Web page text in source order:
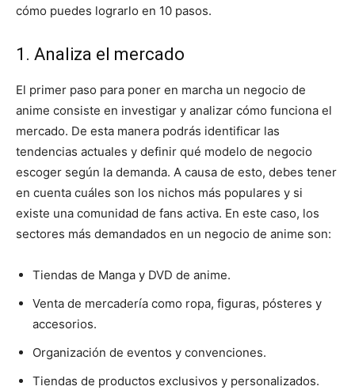
cómo puedes lograrlo en 10 pasos.
1. Analiza el mercado
El primer paso para poner en marcha un negocio de
anime consiste en investigar y analizar cómo funciona el
mercado. De esta manera podrás identificar las
tendencias actuales y definir qué modelo de negocio
escoger según la demanda. A causa de esto, debes tener
en cuenta cuáles son los nichos más populares y si
existe una comunidad de fans activa. En este caso, los
sectores más demandados en un negocio de anime son:
Tiendas de Manga y DVD de anime.
Venta de mercadería como ropa, figuras, pósteres y
accesorios.
Organización de eventos y convenciones.
Tiendas de productos exclusivos y personalizados.